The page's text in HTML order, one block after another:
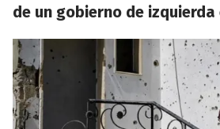
de un gobierno de izquierda